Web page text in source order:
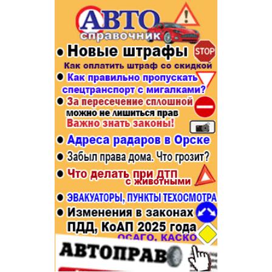
Афиша
Строительство и ремонт
Авто и мото
Рестораны, кафе, бары
Спорт Фитнес
Недвижимость
Красота Косметология
Телекоммуникации и связь
Торговля
Бизнес и финансы
Юристы, Экспертиза, Страхование
Ремонт
Социальные организации
Это интересно
Администрация
Популярное →
Строительство и ремонт